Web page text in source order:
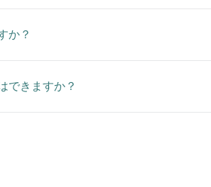
か？
できますか？